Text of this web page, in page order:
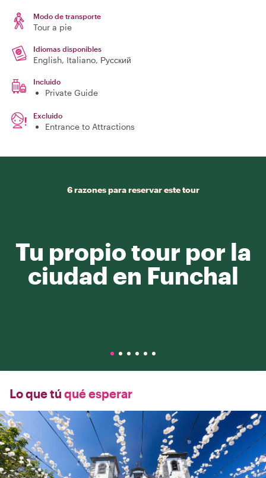
Modo de transporte
Tour a pie
Idiomas disponibles
English, Italiano, Русский
Incluido
Private Guide
Excluido
Entrance to Attractions
6 razones para reservar este tour
Tu propio tour por la
ciudad en Funchal
Lo que tú qué esperar